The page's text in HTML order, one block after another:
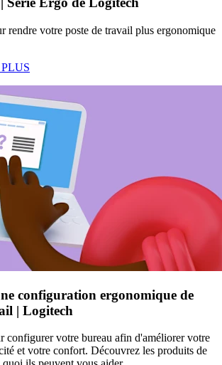
rendre votre poste de travail plus ergonomique
configuration ergonomique de
| Logitech
configurer votre bureau afin d'améliorer votre
et votre confort. Découvrez les produits de